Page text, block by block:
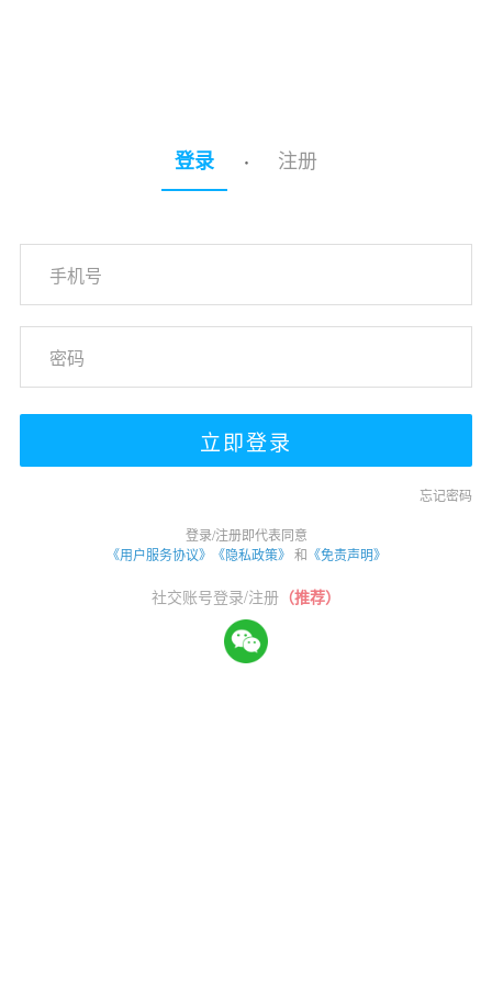
登录 · 注册
忘记密码
登录/注册即代表同意
《用户服务协议》
《隐私政策》 和 《免责声明》
社交账号登录/注册 （推荐）